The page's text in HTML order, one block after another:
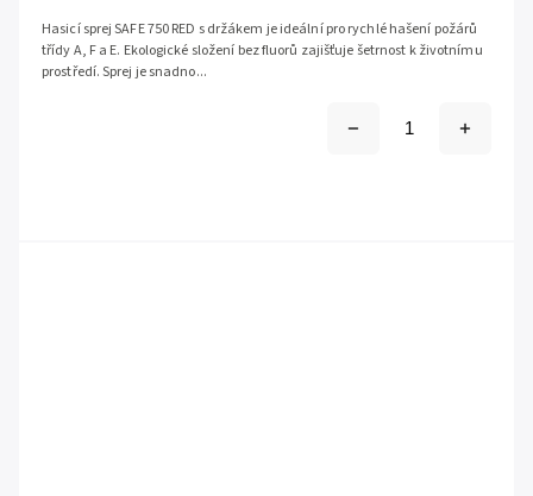
Hasicí sprej SAFE 750 RED s držákem je ideální pro rychlé hašení požárů
třídy A, F a E. Ekologické složení bez fluorů zajišťuje šetrnost k životnímu
prostředí. Sprej je snadno...